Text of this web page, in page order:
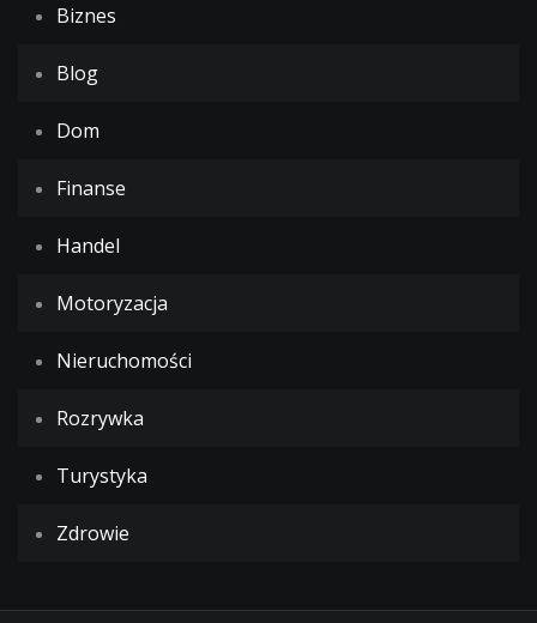
Biznes
Blog
Dom
Finanse
Handel
Motoryzacja
Nieruchomości
Rozrywka
Turystyka
Zdrowie